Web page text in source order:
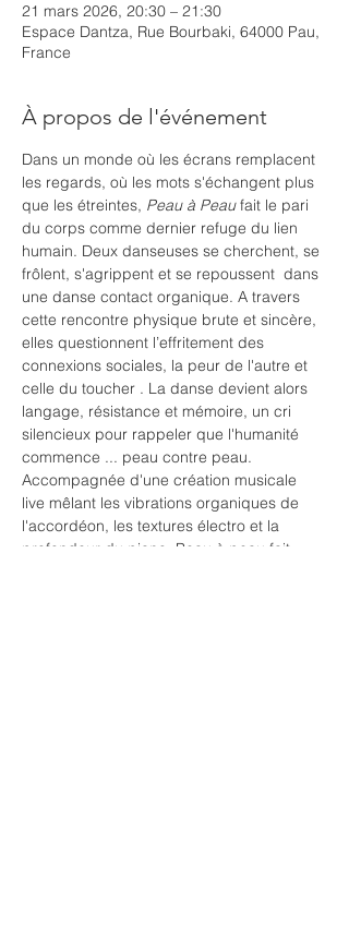
21 mars 2026, 20:30 – 21:30
Espace Dantza, Rue Bourbaki, 64000 Pau,
France
À propos de l'événement
Dans un monde où les écrans remplacent
les regards, où les mots s'échangent plus
que les étreintes, Peau à Peau fait le pari
du corps comme dernier refuge du lien
humain. Deux danseuses se cherchent, se
frôlent, s'agrippent et se repoussent  dans
une danse contact organique. A travers
cette rencontre physique brute et sincère,
elles questionnent l’effritement des
connexions sociales, la peur de l'autre et
celle du toucher . La danse devient alors
langage, résistance et mémoire, un cri
silencieux pour rappeler que l'humanité
commence ... peau contre peau.
Accompagnée d'une création musicale
live mêlant les vibrations organiques de
l'accordéon, les textures électro et la
profondeur du piano, Peau à peau fait